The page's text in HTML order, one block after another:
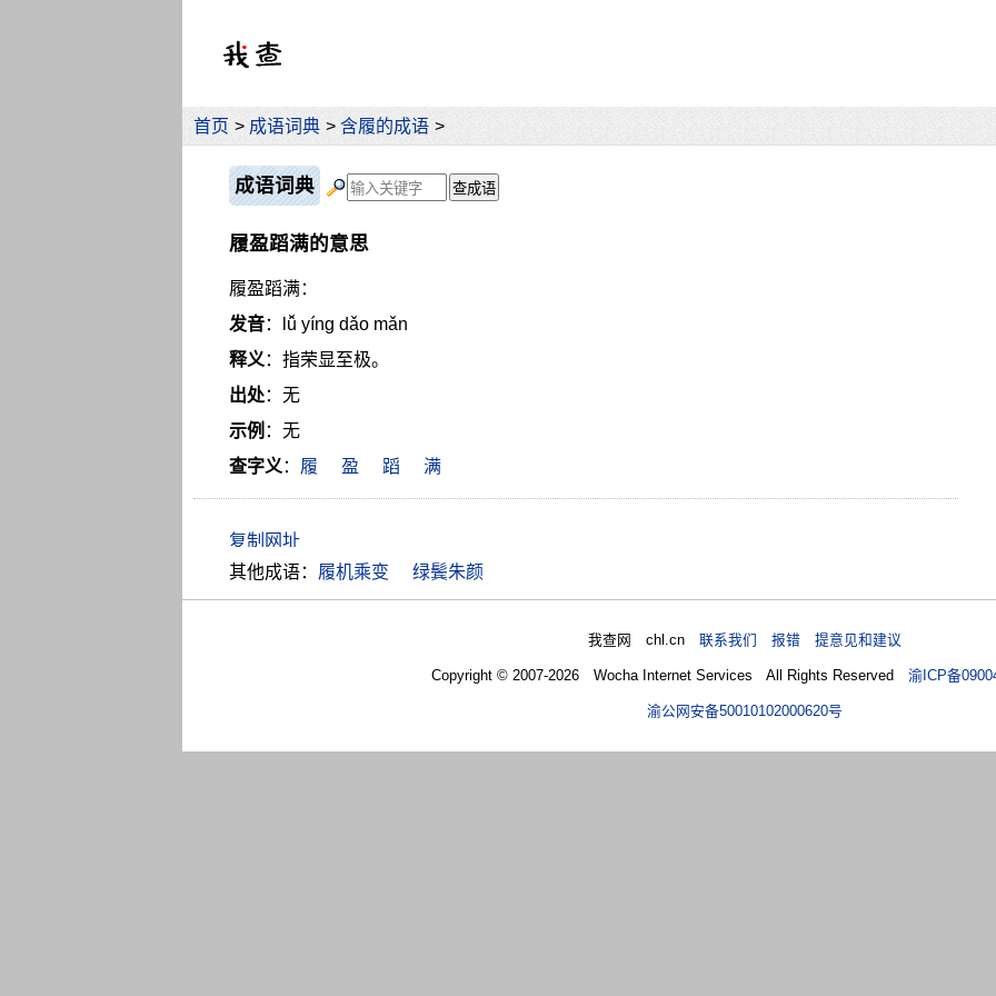
首页 > 成语词典 > 含履的成语 >
成语词典
履盈蹈满的意思
履盈蹈满：
发音：lǚ yíng dǎo mǎn
释义：指荣显至极。
出处：无
示例 ：无
查字义： 履 盈 蹈 满
其他成语： 履机乘变 绿鬓朱颜
我查网 chl.cn联系我们 报错 提意见和建议
Copyright © 2007-2026 Wocha Internet Services All Rights Reserved渝ICP备
渝公网安备50010102000620号